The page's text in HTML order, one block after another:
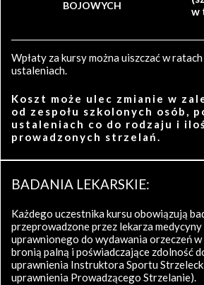
BOJOWYCH
w
Wpłaty za kursy można uiszczać w
ustaleniach.
Koszt może ulec zmianie w
od zespołu szkolonych osób,
ustaleniach co do rodzaju i
prowadzonych strzelań.
BADANIA LEKARSKIE:
Każdego uczestnika kursu obowiązują
przeprowadzone przez lekarza
uprawnionego do wydawania orzeczeń w
bronią palną i poświadczające zdolność
uprawnienia Instruktora Sportu
uprawnienia Prowadzącego Strzelanie).